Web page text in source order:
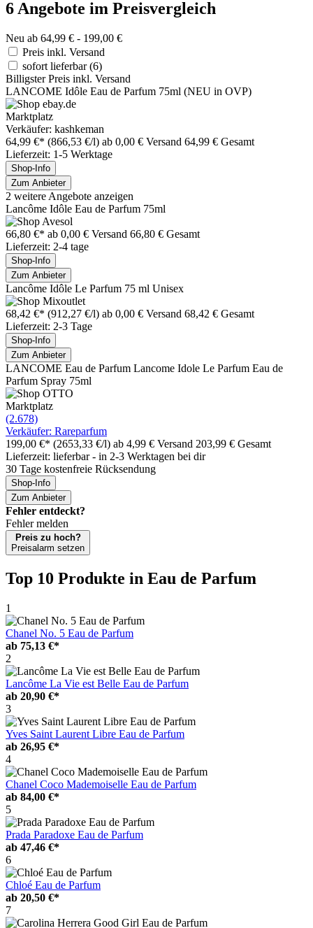
6 Angebote im Preisvergleich
Neu ab 64,99 € - 199,00 €
Preis inkl. Versand
sofort lieferbar(6)
Billigster Preis inkl. Versand
LANCOME Idôle Eau de Parfum 75ml (NEU in OVP)
Marktplatz
Verkäufer: kashkeman
64,99 €* (866,53 €/l) ab 0,00 € Versand 64,99 € Gesamt
Lieferzeit: 1-5 Werktage
Shop-Info
Zum Anbieter
2 weitere Angebote anzeigen
Lancôme Idôle Eau de Parfum 75ml
66,80 €* ab 0,00 € Versand 66,80 € Gesamt
Lieferzeit: 2-4 tage
Shop-Info
Zum Anbieter
Lancôme Idôle Le Parfum 75 ml Unisex
68,42 €* (912,27 €/l) ab 0,00 € Versand 68,42 € Gesamt
Lieferzeit: 2-3 Tage
Shop-Info
Zum Anbieter
LANCOME Eau de Parfum Lancome Idole Le Parfum Eau de
Parfum Spray 75ml
Marktplatz
(2.678)
Verkäufer: Rareparfum
199,00 €* (2653,33 €/l) ab 4,99 € Versand 203,99 € Gesamt
Lieferzeit: lieferbar - in 2-3 Werktagen bei dir
30 Tage kostenfreie Rücksendung
Shop-Info
Zum Anbieter
Fehler entdeckt?
Fehler melden
Preis zu hoch?
Preisalarm setzen
Top 10 Produkte in Eau de Parfum
1
Chanel No. 5 Eau de Parfum
ab 75,13 €*
2
Lancôme La Vie est Belle Eau de Parfum
ab 20,90 €*
3
Yves Saint Laurent Libre Eau de Parfum
ab 26,95 €*
4
Chanel Coco Mademoiselle Eau de Parfum
ab 84,00 €*
5
Prada Paradoxe Eau de Parfum
ab 47,46 €*
6
Chloé Eau de Parfum
ab 20,50 €*
7